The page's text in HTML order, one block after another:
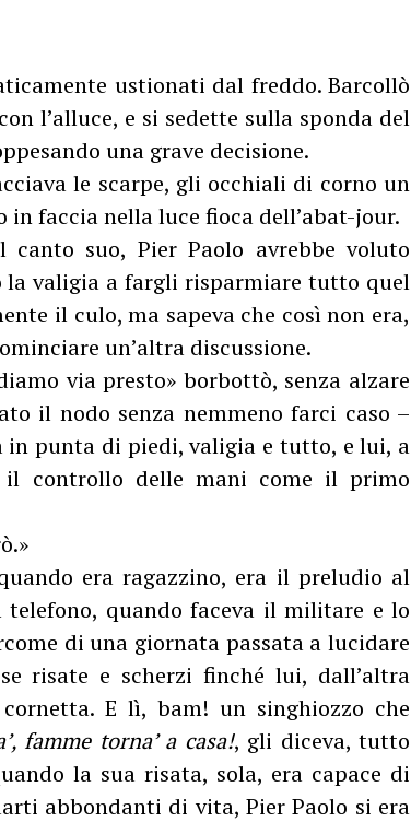
ustionati dal freddo. Barcollò
l’alluce, e si sedette sulla sponda del
una grave decisione.
le scarpe, gli occhiali di corno un
faccia nella luce fioca dell’abat-jour.
canto suo, Pier Paolo avrebbe voluto
valigia a fargli risparmiare tutto quel
il culo, ma sapeva che così non era,
un’altra discussione.
via presto» borbottò, senza alzare
il nodo senza nemmeno farci caso –
punta di piedi, valigia e tutto, e lui, a
il controllo delle mani come il primo
era ragazzino, era il preludio al
quando faceva il militare e lo
di una giornata passata a lucidare
risate e scherzi finché lui, dall’altra
E lì, bam! un singhiozzo che
famme torna’ a casa!, gli diceva, tutto
la sua risata, sola, era capace di
abbondanti di vita, Pier Paolo si era